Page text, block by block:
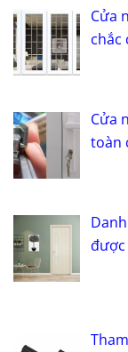
Cửa
chắc
Cửa
toàn